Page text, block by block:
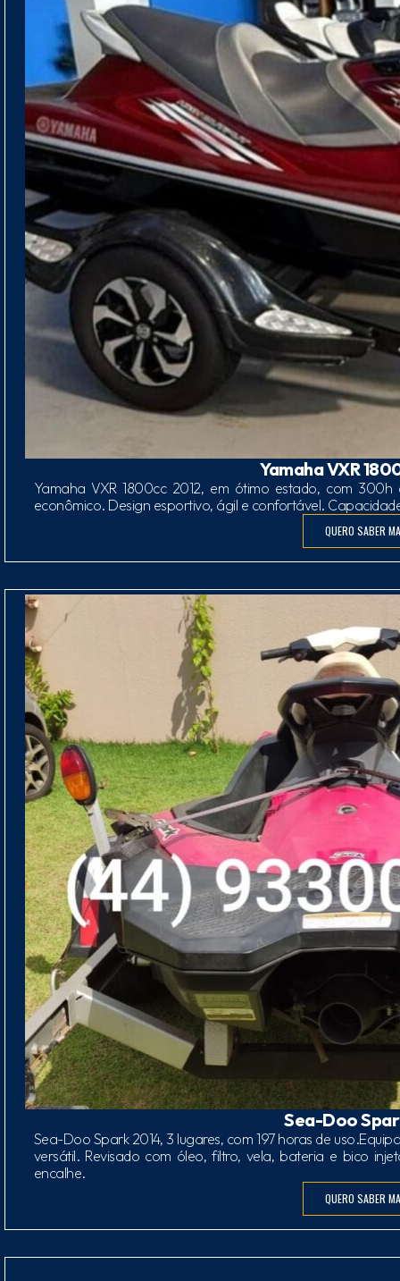
Yamaha VXR
Yamaha VXR 1800cc 2012, em ótimo estado, com
econômico. Design esportivo, ágil e confortável.
QUERO SABER
Sea-Doo
Sea-Doo Spark 2014, 3 lugares, com 197 horas de
versátil. Revisado com óleo, filtro, vela, bateria e bico
encalhe.
QUERO SABER